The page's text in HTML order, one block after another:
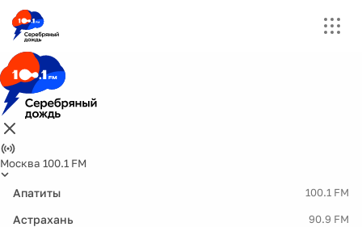
Москва 100.1 FM
Апатиты 100.1 FM
Астрахань 90.9 FM